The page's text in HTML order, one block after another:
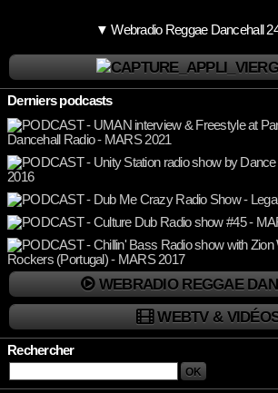
▼ Webradio Reggae Dancehall
Derniers podcasts
WEBRADIO REGGAE
WEBTV &
Rechercher